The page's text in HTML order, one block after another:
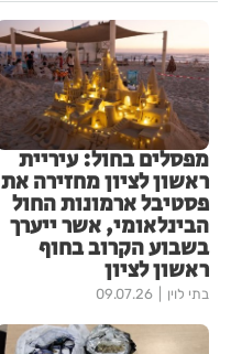
מפסלים בחול: עיריית
ראשון לציון מחזירה את
פסטיבל ארמונות החול
הבינלאומי, אשר ייערך
בשבוע הקרוב בחוף
ראשון לציון
בתי לוין 09.07.26